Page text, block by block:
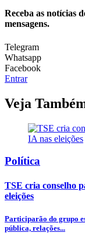
Receba as notícias
mensagens.
Telegram
Whatsapp
Facebook
Entrar
Veja
Política
TSE cria conselho
eleições
Participarão do grupo
pública, relações...